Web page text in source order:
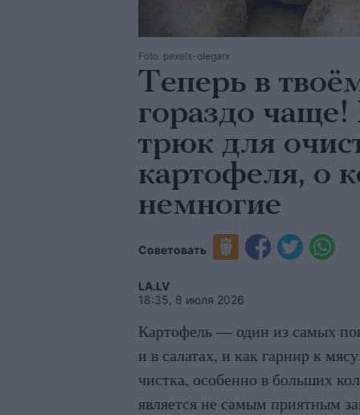
Foto. pexels-olegarx
Теперь в
гораздо
трюк для
картофеля, о
немногие
Советовать
LA.LV
18:35, 8 июля 2026
Картофель — один из самых
и в салатах, и как гарнир к
чистка, особенно в больших
является не самым приятным